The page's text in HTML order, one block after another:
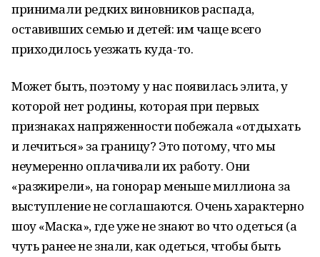
принимали редких виновников распада,
оставивших семью и детей: им чаще всего
приходилось уезжать куда-то.
Может быть, поэтому у нас появилась элита, у
которой нет родины, которая при первых
признаках напряженности побежала «отдыхать
и лечиться» за границу? Это потому, что мы
неумеренно оплачивали их работу. Они
«разжирели», на гонорар меньше миллиона за
выступление не соглашаются. Очень характерно
шоу «Маска», где уже не знают во что одеться (а
чуть ранее не знали, как одеться, чтобы быть